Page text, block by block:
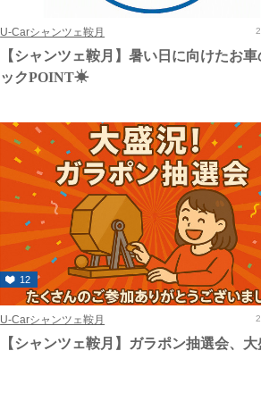
U-Carシャンツェ鞍月
【シャンツェ鞍月】暑い日に向けたお車
ックPOINT☀
12
U-Carシャンツェ鞍月
【シャンツェ鞍月】ガラポン抽選会、大